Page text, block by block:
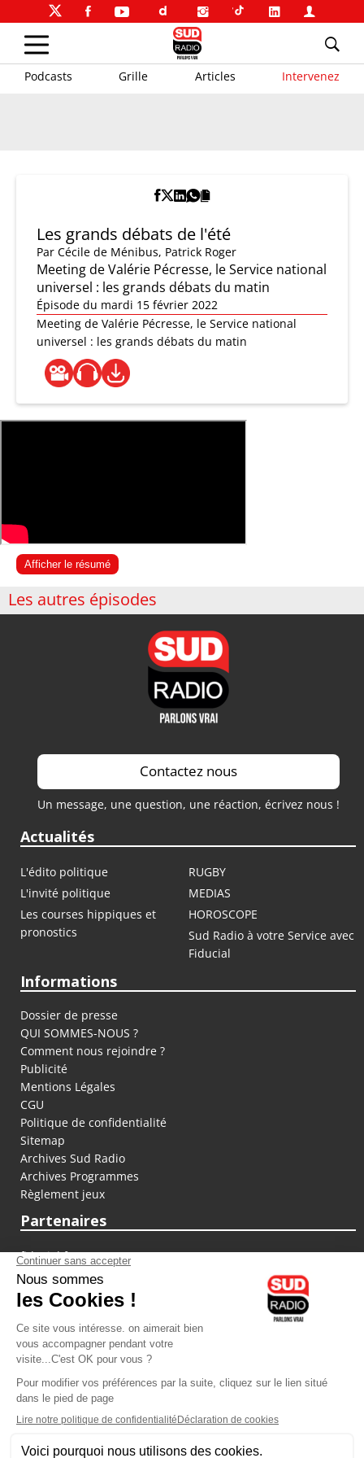
Podcasts Grille Articles Intervenez
Les grands débats de l'été
Par Cécile de Ménibus, Patrick Roger
Meeting de Valérie Pécresse, le Service national
universel : les grands débats du matin
Épisode du mardi 15 février 2022
Meeting de Valérie Pécresse, le Service national
universel : les grands débats du matin
Afficher le résumé
Les autres épisodes
Contactez nous
Un message, une question, une réaction, écrivez nous !
Actualités
L'édito politique
RUGBY
L'invité politique
MEDIAS
Les courses hippiques et
pronostics
HOROSCOPE
Sud Radio à votre Service avec
Fiducial
Informations
Dossier de presse
QUI SOMMES-NOUS ?
Comment nous rejoindre ?
Publicité
Mentions Légales
CGU
Politique de confidentialité
Sitemap
Archives Sud Radio
Archives Programmes
Règlement jeux
Partenaires
fiducial.fr
lyoncapitale.fr
olympique-et-lyonnais.com
L'application Iphone / Android
Téléchargez l'application
Les cookies
Gestion des cookies